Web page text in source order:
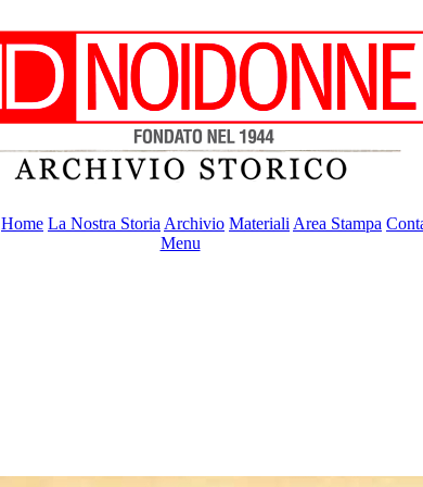
Home La Nostra Storia Archivio Materiali Area Stampa
Menu